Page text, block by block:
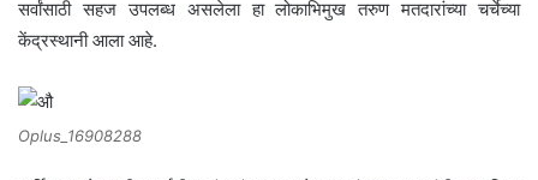
सर्वांसाठी सहज उपलब्ध असलेला हा लोकाभिमुख तरुण मतदारांच्या चर्चेच्या
केंद्रस्थानी आला आहे.
Oplus_16908288